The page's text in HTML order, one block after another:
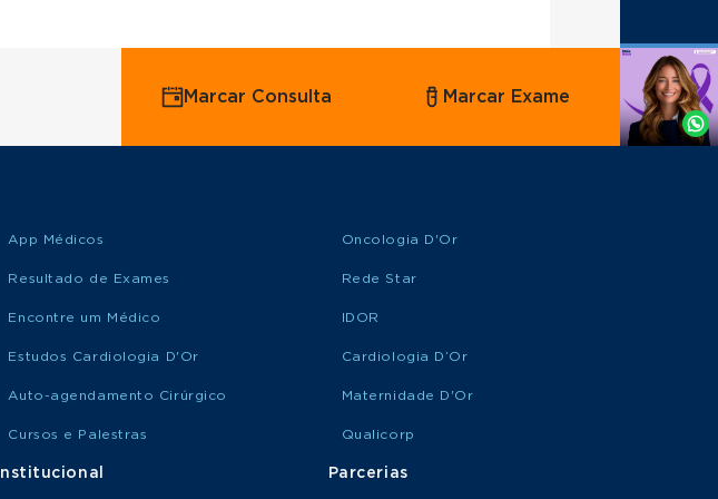
Agende
Whatsapp
Marcar Consulta Marcar Exame
App Médicos
Resultado de Exames
Encontre um Médico
Estudos Cardiologia D'Or
Auto-agendamento Cirúrgico
Cursos e Palestras
Institucional
Oncologia D'Or
Rede Star
IDOR
Cardiologia D’Or
Maternidade D'Or
Qualicorp
Parcerias